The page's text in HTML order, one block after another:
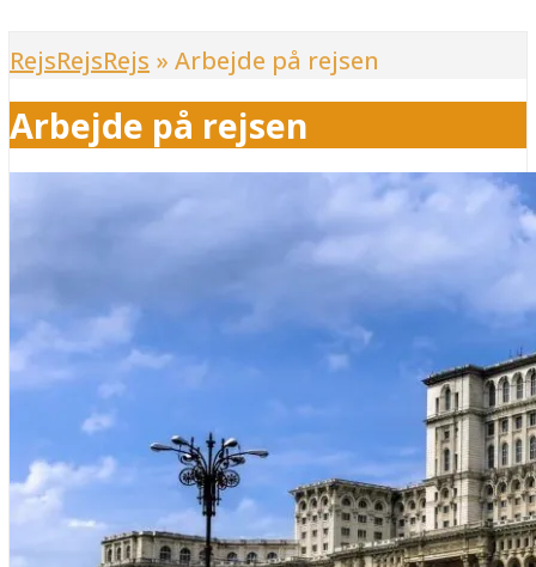
RejsRejsRejs » Arbejde på rejsen
Arbejde på rejsen